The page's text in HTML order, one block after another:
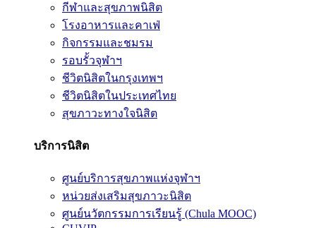
กีฬาและสุขภาพนิสิต
โรงอาหารและคาเฟ่
กิจกรรมและชมรม
รอบรั้วจุฬาฯ
ชีวิตนิสิตในกรุงเทพฯ
ชีวิตนิสิตในประเทศไทย
สุขภาวะทางใจนิสิต
บริการนิสิต
ศูนย์บริการสุขภาพแห่งจุฬาฯ
หน่วยส่งเสริมสุขภาวะนิสิต
ศูนย์นวัตกรรมการเรียนรู้ (Chula MOOC)